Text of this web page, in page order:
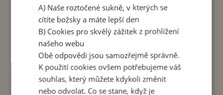
zazáříte, z rodinné dílny pana Madeho z
Indonésie.
Máme ji pro vás ve velikosti S, M, L.
Materiál: viskóza a spandex
>>> Více o braletkách <<<
A) Naše roztočené sukně, v kterých se
cítíte božsky a máte lepší den
B) Cookies pro skvělý zážitek z prohlížení
našeho webu
Obě odpovědi jsou samozřejmě správně.
K použití cookies ovšem potřebujeme váš
souhlas, který můžete kdykoli změnit
nebo odvolat. Co se stane, když je